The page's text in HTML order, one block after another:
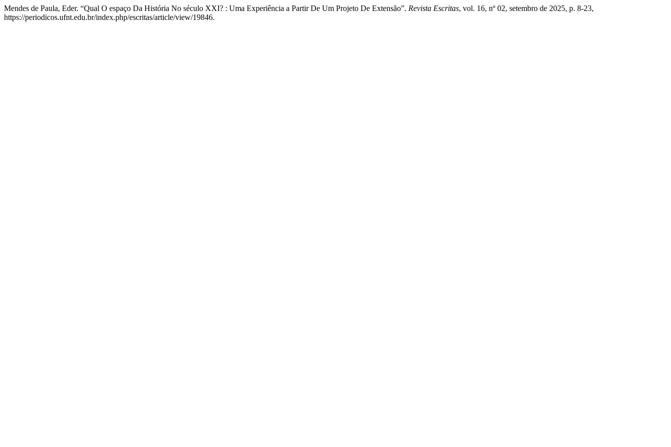
Mendes de Paula, Eder. “Qual O espaço Da História No século XXI? : Uma Experiência a Partir De Um Projeto De Extensão”. Revista Escritas, vol. 16, nº 02, setembro de 2025, p. 8-23,
https://periodicos.ufnt.edu.br/index.php/escritas/article/view/19846.